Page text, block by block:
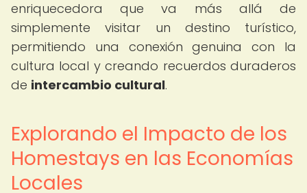
enriquecedora que va más allá de
simplemente visitar un destino turístico,
permitiendo una conexión genuina con la
cultura local y creando recuerdos duraderos
de intercambio cultural.
Explorando el Impacto de los
Homestays en las Economías
Locales